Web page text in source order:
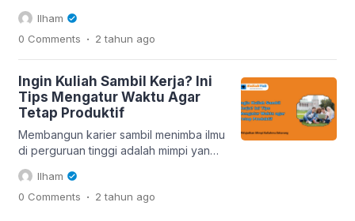
menuntutmu untuk mengambil
keputusan penting: memilih kampus. Di
sinilah Mimin mau bantu kamu agar tak
popularitas, tapi tentang menemukan
tempat yang mendukungmu mencapai
cita-cita. Nah, Mimin punya 7 faktor
penting yang harus kamu perhatikan
sebelum […]
Ilham
0 Comments . 2 tahun ago
Ingin Kuliah Sambil Kerja? Ini
Tips Mengatur Waktu Agar
Tetap Produktif
Membangun karier sambil menimba ilmu
di perguruan tinggi adalah mimpi yang
diidamkan banyak orang. Namun,
menyeimbangkan keduanya bukanlah
hal mudah. Bekerja dan kuliah secara
Ilham
0 Comments . 2 tahun ago